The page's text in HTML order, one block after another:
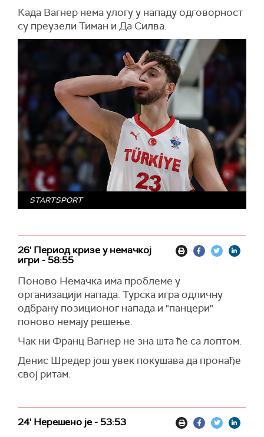
Када Вагнер нема улогу у нападу одговорност
су преузели Тиман и Да Силва.
STARTSPORT
26' Период кризе у немачкој
игри - 58:55
Поново Немачка има проблеме у
организацији напада. Турска игра одличну
одбрану позиционог напада и "панцери"
поново немају решење.
Чак ни Франц Вагнер не зна шта ће са лоптом.
Денис Шредер још увек покушава да пронађе
свој ритам.
24' Нерешено је - 53:53